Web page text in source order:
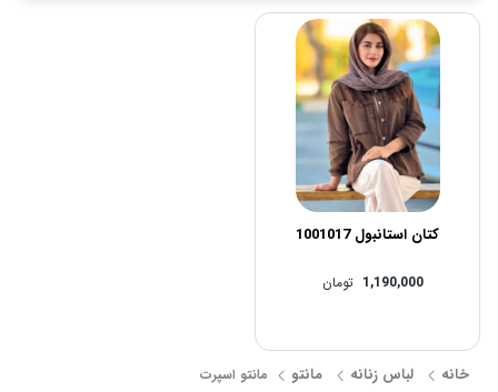
کتان استانبول 1001017
1,190,000 تومان
خانه لباس زنانه مانتو مانتو اسپرت